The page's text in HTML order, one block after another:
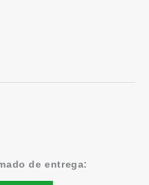
de entrega: